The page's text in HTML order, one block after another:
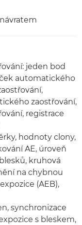
jeden bod
automatického
zaostřování,
registrace
hodnoty clony,
AE, úroveň
kruhová
na chybnou
(AEB),
synchronizace
s bleskem,